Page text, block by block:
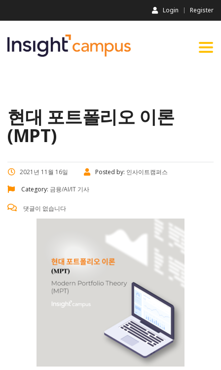
Login Register
현대 포트폴리오 이론
(MPT)
2021년 11월 16일 Posted by: 인사이트캠퍼스
Category: 금융/AI/IT 기사
댓글이 없습니다